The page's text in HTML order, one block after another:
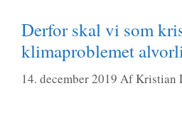
Derfor skal vi som
klimaproblemet
14. december 2019 AfKristian